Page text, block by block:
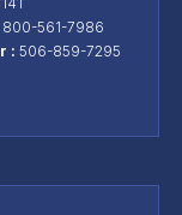
800-561-7986
: 506-859-7295